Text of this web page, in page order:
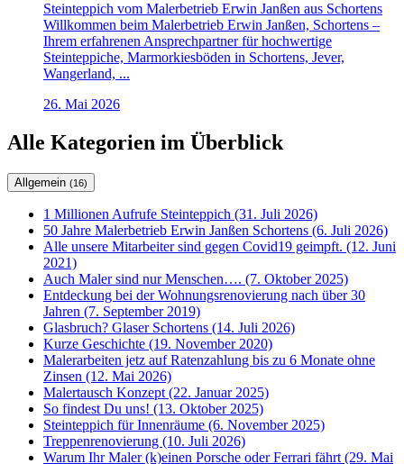
Steinteppich vom Malerbetrieb Erwin Janßen aus Schortens
Willkommen beim Malerbetrieb Erwin Janßen, Schortens –
Ihrem erfahrenen Ansprechpartner für hochwertige
Steinteppiche, Marmorkiesböden in Schortens, Jever,
Wangerland, ...
26. Mai 2026
Alle Kategorien im Überblick
Allgemein (16)
1 Millionen Aufrufe Steinteppich (31. Juli 2026)
50 Jahre Malerbetrieb Erwin Janßen Schortens (6. Juli 2026)
Alle unsere Mitarbeiter sind gegen Covid19 geimpft. (12. Juni
2021)
Auch Maler sind nur Menschen…. (7. Oktober 2025)
Entdeckung bei der Wohnungsrenovierung nach über 30
Jahren (7. September 2019)
Glasbruch? Glaser Schortens (14. Juli 2026)
Kurze Geschichte (19. November 2020)
Malerarbeiten jetz auf Ratenzahlung bis zu 6 Monate ohne
Zinsen (12. Mai 2026)
Malertausch Konzept (22. Januar 2025)
So findest Du uns! (13. Oktober 2025)
Steinteppich für Innenräume (6. November 2025)
Treppenrenovierung (10. Juli 2026)
Warum Ihr Maler (k)einen Porsche oder Ferrari fährt (29. Mai